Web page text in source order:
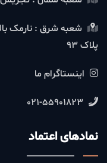
پلاک 93
اینستاگرام ما
021-55901823
نمادهای اعتماد